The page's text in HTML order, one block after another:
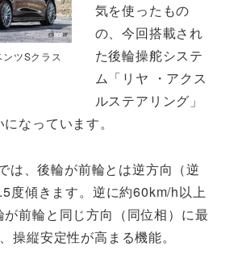
ツSクラス
気を使ったもの
の、今回搭載され
た後輪操舵システ
ム「リヤ ・アクス
ルステアリング」
なっています。
は、後輪が前輪とは逆方向（逆
度傾きます。逆に約60km/h以上
が前輪と同じ方向（同位相）に最
操縦安定性が高まる機能。